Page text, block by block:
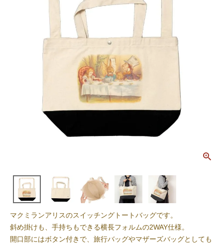
マクミランアリスのスイッチングトートバッグです。
斜め掛けも、手持ちもできる横長フォルムの2WAY仕様。
開口部にはボタン付きで、旅行バッグやマザーズバッグとしても